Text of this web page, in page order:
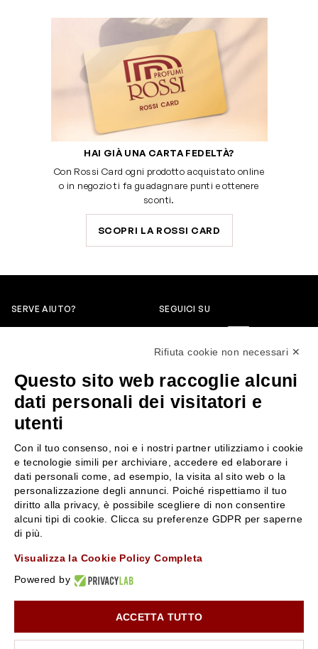
HAI GIÀ UNA CARTA FEDELTÀ?
Con Rossi Card ogni prodotto acquistato online
o in negozio ti fa guadagnare punti e ottenere
sconti.
SCOPRI LA ROSSI CARD
SERVE AIUTO?
servizioclienti@rossiprofumi.it
SEGUICI SU
SERVIZIO CLIENTI
Resi e rimborsi
Pagamenti
Spedizione
Condizioni generali di vendita
Privacy Policy
Chi siamo
Contattaci
Negozi
Attiva la Rossi Card
Lavora con noi
10% di Sconto sul primo ordine!*
Iscriviti alla newsletter e rimani aggiornato con le novità e
le promozioni Rossi Profumi.
Rifiuta cookie non necessari ✕
Questo sito web raccoglie alcuni
dati personali dei visitatori e
utenti
Con il tuo consenso, noi e i nostri partner utilizziamo i cookie
e tecnologie simili per archiviare, accedere ed elaborare i
dati personali come, ad esempio, la visita al sito web o la
personalizzazione degli annunci. Poiché rispettiamo il tuo
diritto alla privacy, è possibile scegliere di non consentire
alcuni tipi di cookie. Clicca su preferenze GDPR per saperne
di più.
Visualizza la Cookie Policy Completa
Powered by
ACCETTA TUTTO